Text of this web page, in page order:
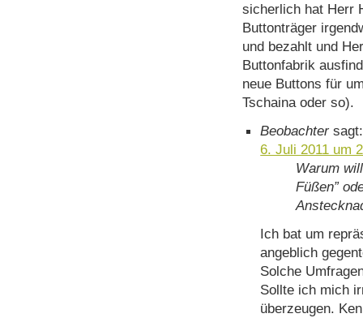
sicherlich hat Herr
Buttonträger
und bezahlt und
Buttonfabrik
neue Buttons für
Tschaina oder so).
Beobachter sagt:
6. Juli 2011 um
Warum
Füßen”
Ich bat um
angeblich
Solche
Sollte ich mich
überzeugen.